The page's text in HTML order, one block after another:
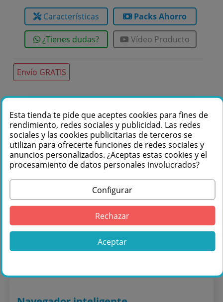
Envío GRATIS
Te podemos ayudar
+34 976 36 61 60
Características Packs Ahorro
¿Tienes dudas? Vídeo Producto
Comprar EGi 40291.BT10 Mando Audio C/
Intercom, 3 Ch + Bluetooth con Pantalla
Gráfica, FM RDS en Blanco en
Másquesonido con envío rápido
Esta tienda te pide que aceptes cookies para fines de
rendimiento, redes sociales y publicidad. Las redes
sociales y las cookies publicitarias de terceros se
utilizan para ofrecerte funciones de redes sociales y
anuncios personalizados. ¿Aceptas estas cookies y el
procesamiento de datos personales involucrados?
Configurar
Rechazar
Aceptar